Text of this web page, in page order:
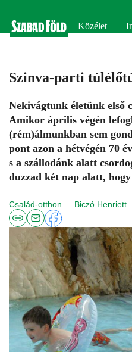
Közélet
Szinva-parti
Nekivágtunk életünk első
Amikor április végén
(rém)álmunkban sem
pont azon a hétvégén 70
s a szállodánk alatt
duzzad két nap alatt,
Család-otthon Biczó Henriett